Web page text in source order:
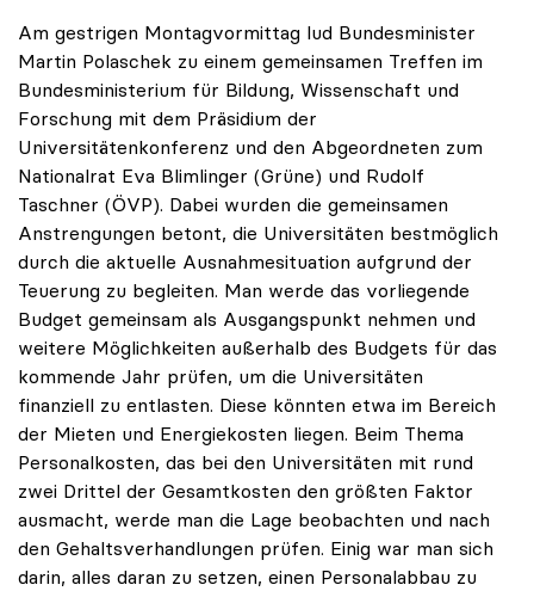
Am gestrigen Montagvormittag lud Bundesminister
Martin Polaschek zu einem gemeinsamen Treffen im
Bundesministerium für Bildung, Wissenschaft und
Forschung mit dem Präsidium der
Universitätenkonferenz und den Abgeordneten zum
Nationalrat Eva Blimlinger (Grüne) und Rudolf
Taschner (ÖVP). Dabei wurden die gemeinsamen
Anstrengungen betont, die Universitäten bestmöglich
durch die aktuelle Ausnahmesituation aufgrund der
Teuerung zu begleiten. Man werde das vorliegende
Budget gemeinsam als Ausgangspunkt nehmen und
weitere Möglichkeiten außerhalb des Budgets für das
kommende Jahr prüfen, um die Universitäten
finanziell zu entlasten. Diese könnten etwa im Bereich
der Mieten und Energiekosten liegen. Beim Thema
Personalkosten, das bei den Universitäten mit rund
zwei Drittel der Gesamtkosten den größten Faktor
ausmacht, werde man die Lage beobachten und nach
den Gehaltsverhandlungen prüfen. Einig war man sich
darin, alles daran zu setzen, einen Personalabbau zu